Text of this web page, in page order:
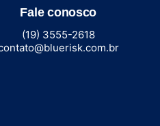
Fale conosco
(19) 3555-2618